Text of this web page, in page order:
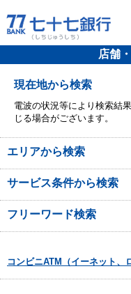
店舗
現在地から検索
電波の状況等により検索結
じる場合がございます。
エリアから検索
サービス条件から検索
フリーワード検索
コンビニATM（イーネット、